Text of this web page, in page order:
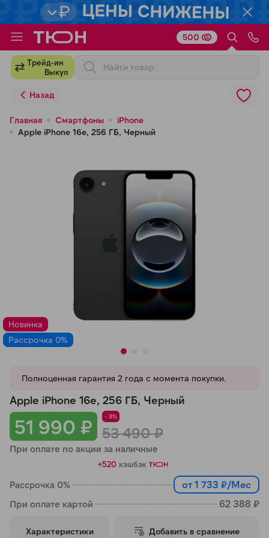
Трейд-ин
Выкуп
500
Назад
Главная Смартфоны
iPhone
Apple iPhone 16e, 256 ГБ, Черный
Новинка
Рассрочка 0%
51 990 ₽ - 3%
53 490 ₽
При оплате по акции за наличные
+520 кэшбэк
Рассрочка 0% от 1 733 ₽/Мес
При оплате картой 62 388 ₽
Полноценная гарантия 2 года с момента покупки.
Apple iPhone 16e, 256 ГБ, Черный
Характеристики Добавить в сравнение
Для клиентов всех банков
Разбейте
оплатуна части
без переплат
График платежей
в корзину
Оплачивайте сегодня только
% картой любого банка
Получайте товар
выбранный способом
Оставшиеся 75 % будут
списыватьсяс вашей карты
Подробнее